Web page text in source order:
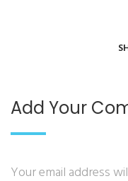
Add Your
Your email address